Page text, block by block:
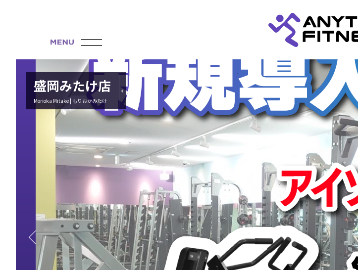
盛岡みたけ店
Morioka Mitake | もりおかみたけ